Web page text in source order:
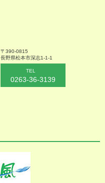
〒390-0815
長野県松本市深志1-1-1
TEL
0263-36-3139